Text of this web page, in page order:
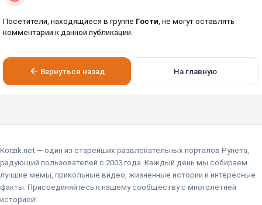
Посетители, находящиеся в группе Гости, не могут оставлять
комментарии к данной публикации.
Вернуться назад На главную
Korzik.net — один из старейших развлекательных порталов Рунета,
радующий пользователей с 2003 года. Каждый день мы собираем
лучшие мемы, прикольные видео, жизненные истории и интересные
факты. Присоединяйтесь к нашему сообществу с многолетней
историей!